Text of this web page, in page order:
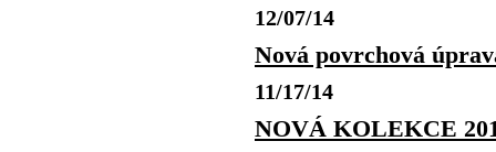
12/07/14
Nová povrchová
11/17/14
NOVÁ KOLEKCE